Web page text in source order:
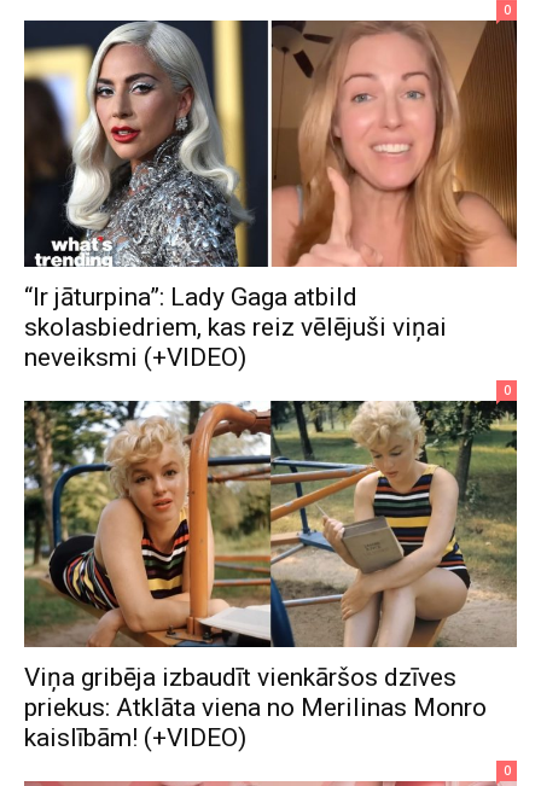
0
“Ir jāturpina”: Lady Gaga atbild
skolasbiedriem, kas reiz vēlējuši viņai
neveiksmi (+VIDEO)
0
Viņa gribēja izbaudīt vienkāršos dzīves
priekus: Atklāta viena no Merilinas Monro
kaislībām! (+VIDEO)
0